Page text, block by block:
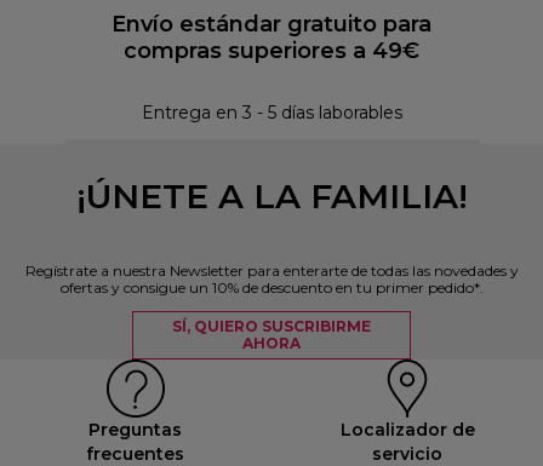
Envío estándar gratuito para
compras superiores a 49€
Entrega en 3 - 5 días laborables
¡ÚNETE A LA FAMILIA!
Regístrate a nuestra Newsletter para enterarte de todas las novedades y
ofertas y consigue un 10% de descuento en tu primer pedido*.
SÍ, QUIERO SUSCRIBIRME
AHORA
Preguntas
frecuentes
Localizador de
servicio